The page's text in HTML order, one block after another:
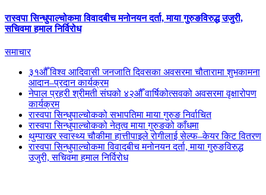
रास्वपा सिन्धुपाल्चोकमा विवादबीच मनोनयन दर्ता, माया गुरुङविरुद्ध उजुरी,
सचिवमा हमाल निर्विरोध
समाचार
३१औँ विश्व आदिवासी जनजाति दिवसका अवसरमा चौतारामा शुभकामना
आदान–प्रदान कार्यक्रम
नेपाल प्रहरी श्रीमती संघको ४२औँ वार्षिकोत्सवको अवसरमा वृक्षारोपण
कार्यक्रम
रास्वपा सिन्धुपाल्चोकको सभापतिमा माया गुरुङ निर्वाचित
रास्वपा सिन्धुपाल्चोकको नेतृत्व माया गुरुङको काँधमा
थुम्पाखर स्वास्थ्य चौकीमा हात्तीपाइले रोगीलाई सेल्फ–केयर किट वितरण
रास्वपा सिन्धुपाल्चोकमा विवादबीच मनोनयन दर्ता, माया गुरुङविरुद्ध
उजुरी, सचिवमा हमाल निर्विरोध